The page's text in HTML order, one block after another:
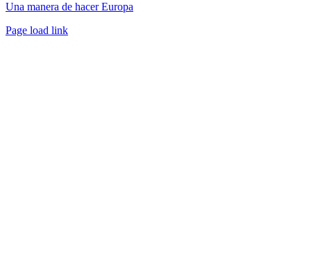
Una manera de hacer Europa
Facebook
Twitter
Instagram
Pinterest
Page load link